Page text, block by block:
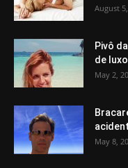
August
Pivô
de luxo
May 2,
May 8,